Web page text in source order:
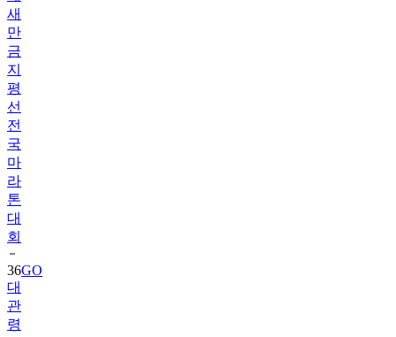
새
만
금
지
평
선
전
국
마
라
톤
대
회
36GO
대
관
령